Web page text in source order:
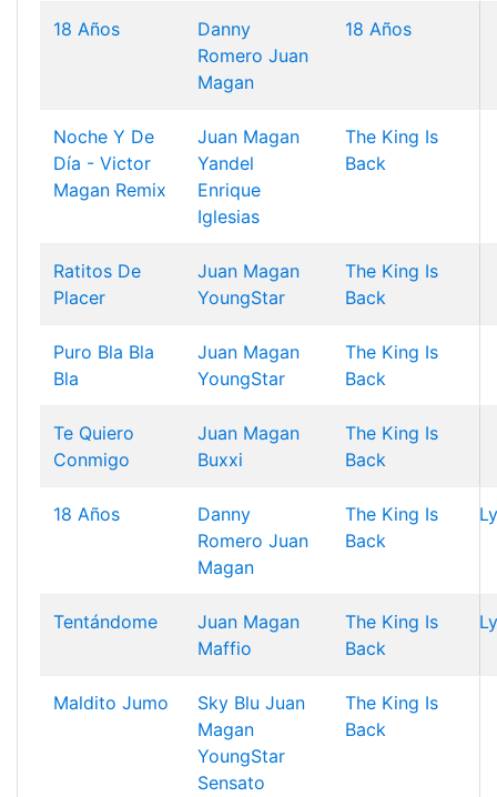
18 Años
Danny
Romero Juan
Magan
18 Años
Noche Y De
Día - Victor
Magan Remix
Juan Magan
Yandel
Enrique
Iglesias
The King Is
Back
Ratitos De
Placer
Juan Magan
YoungStar
The King Is
Back
Puro Bla Bla
Bla
Juan Magan
YoungStar
The King Is
Back
Te Quiero
Conmigo
Juan Magan
Buxxi
The King Is
Back
18 Años
Danny
Romero Juan
Magan
The King Is
Back
Tentándome
Juan Magan
Maffio
The King Is
Back
Maldito Jumo Sky Blu Juan
Magan
YoungStar
Sensato
The King Is
Back